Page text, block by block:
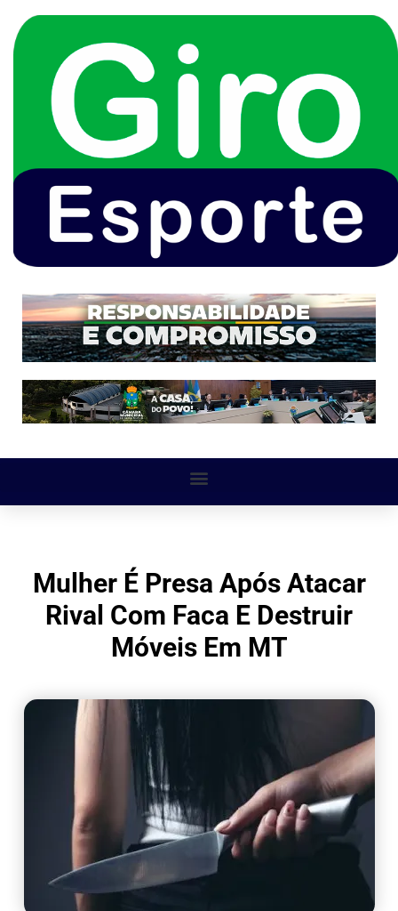
Mulher É Presa Após Atacar
Rival Com Faca E Destruir
Móveis Em MT